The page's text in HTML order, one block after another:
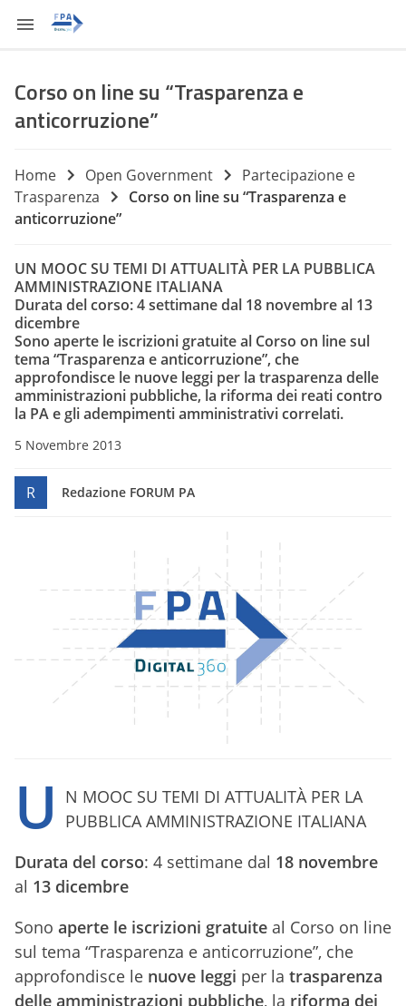
Corso on line su “Trasparenza e
anticorruzione”
Home Open Government
Partecipazione e
Trasparenza
Corso on line su “Trasparenza e
anticorruzione”
UN MOOC SU TEMI DI ATTUALITÀ PER LA PUBBLICA
AMMINISTRAZIONE ITALIANA
Durata del corso: 4 settimane dal 18 novembreal 13
dicembre
Sono aperte le iscrizioni gratuiteal Corso on line sul
tema “Trasparenza e anticorruzione”, che
approfondisce le nuove leggi per la trasparenza delle
amministrazioni pubbliche, la riforma dei reaticontro
la PA e gliadempimentiamministrativi correlati.
5 Novembre 2013
R Redazione FORUM PA
U
N MOOC SU TEMI DI ATTUALITÀ PER LA
PUBBLICA AMMINISTRAZIONE ITALIANA
Durata del corso: 4 settimane dal 18 novembre
al 13 dicembre
Sono aperte le iscrizioni gratuite al Corso on line
sul tema “Trasparenza e anticorruzione”, che
approfondisce le nuove leggi per la trasparenza
delle amministrazioni pubbliche, la riforma dei